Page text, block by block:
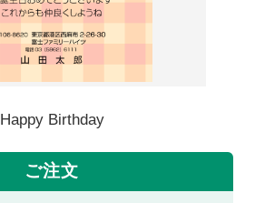
Happy Birthday
ご注文